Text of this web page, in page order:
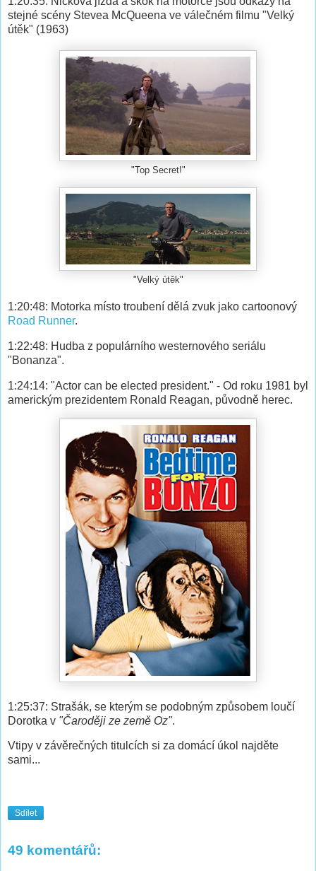
stejné scény Stevea McQueena ve válečném filmu "Velký
útěk" (1963)
"Top Secret!"
"Velký útěk"
1:20:48: Motorka místo troubení dělá zvuk jako cartoonový
Road Runner.
1:22:48: Hudba z populárního westernového seriálu
"Bonanza".
1:24:14: "Actor can be elected president." - Od roku 1981 byl
americkým prezidentem Ronald Reagan, původně herec.
1:25:37: Strašák, se kterým se podobným způsobem loučí
Dorotka v "Čaroději ze země Oz".
Vtipy v závěrečných titulcích si za domácí úkol najděte
sami...
Sdílet
49 komentářů: